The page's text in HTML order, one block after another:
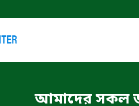
আমাদের সকল